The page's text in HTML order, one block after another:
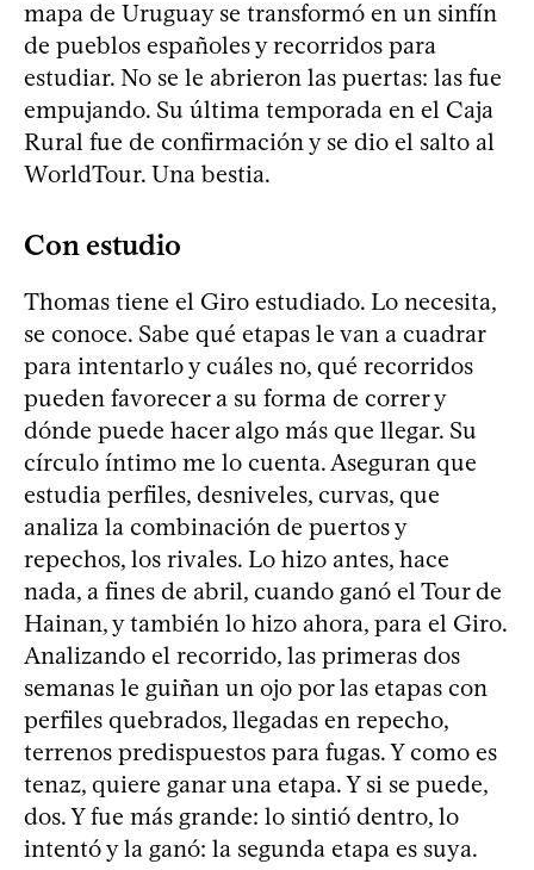
mapa de Uruguay se transformó en un sinfín
de pueblos españoles y recorridos para
estudiar. No se le abrieron las puertas: las fue
empujando. Su última temporada en el Caja
Rural fue de confirmación y se dio el salto al
WorldTour. Una bestia.
Con estudio
Thomas tiene el Giro estudiado. Lo necesita,
se conoce. Sabe qué etapas le van a cuadrar
para intentarlo y cuáles no, qué recorridos
pueden favorecer a su forma de correr y
dónde puede hacer algo más que llegar. Su
círculo íntimo me lo cuenta. Aseguran que
estudia perfiles, desniveles, curvas, que
analiza la combinación de puertos y
repechos, los rivales. Lo hizo antes, hace
nada, a fines de abril, cuando ganó el Tour de
Hainan, y también lo hizo ahora, para el Giro.
Analizando el recorrido, las primeras dos
semanas le guiñan un ojo por las etapas con
perfiles quebrados, llegadas en repecho,
terrenos predispuestos para fugas. Y como es
tenaz, quiere ganar una etapa. Y si se puede,
dos. Y fue más grande: lo sintió dentro, lo
intentó y la ganó: la segunda etapa es suya.